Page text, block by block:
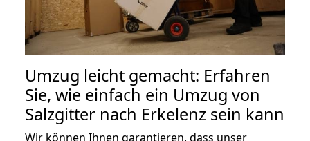
Umzug leicht gemacht: Erfahren
Sie, wie einfach ein Umzug von
Salzgitter nach Erkelenz sein kann
Wir können Ihnen garantieren, dass unser